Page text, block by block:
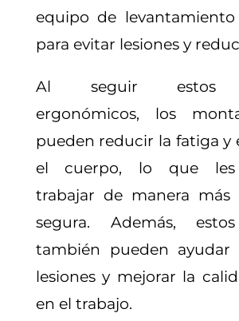
equipo de
para evitar lesiones y
Al seguir estos
ergonómicos, los
pueden reducir la fatiga y
el cuerpo, lo que les
trabajar de manera más
segura. Además,
también pueden ayudar
lesiones y mejorar la
en el trabajo.